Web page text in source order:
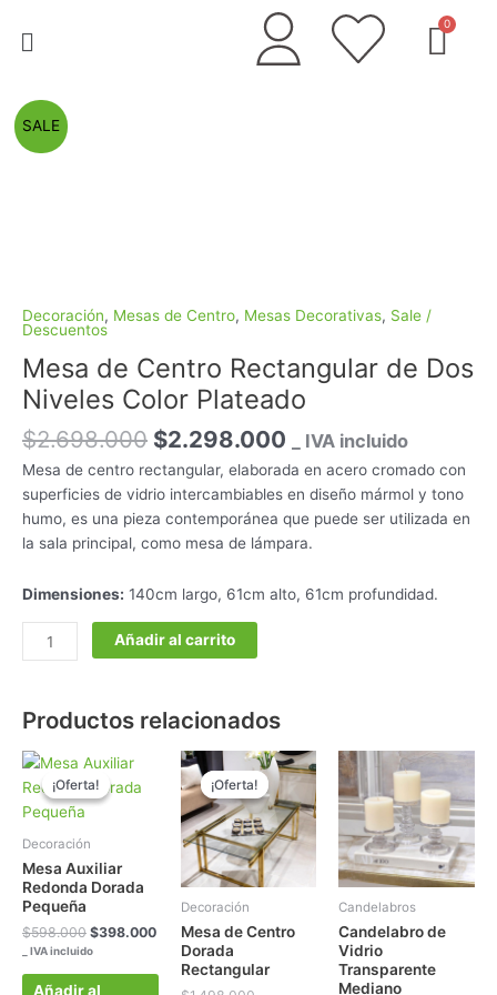
Menú
SALE
Decoración, Mesas de Centro, Mesas Decorativas, Sale /
Descuentos
Mesa de Centro Rectangular de Dos
Niveles Color Plateado
$2.698.000 $2.298.000 _ IVA incluido
Mesa de centro rectangular, elaborada en acero cromado con
superficies de vidrio intercambiables en diseño mármol y tono
humo, es una pieza contemporánea que puede ser utilizada en
la sala principal, como mesa de lámpara.
Dimensiones: 140cm largo, 61cm alto, 61cm profundidad.
Mesa
de
Plateado
cantidad
Añadir al carrito
Productos relacionados
¡Oferta!
¡Oferta!
Decoración
Mesa Auxiliar
Redonda Dorada
Pequeña
$598.000
El
precio
original
$398.000
precio
actual
$398.000.
_ IVA incluido
Añadir al
¡Oferta!
¡Oferta!
Decoración
Mesa de Centro
Dorada
Rectangular
El
precio
original
era:
$1.498.000.
El
precio
actual
es:
$1.198.000.
Candelabros
Candelabro de
Vidrio
Transparente
Mediano